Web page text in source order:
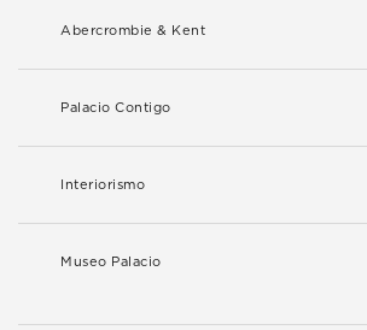
Abercrombie & Kent
Palacio Contigo
Interiorismo
Museo Palacio